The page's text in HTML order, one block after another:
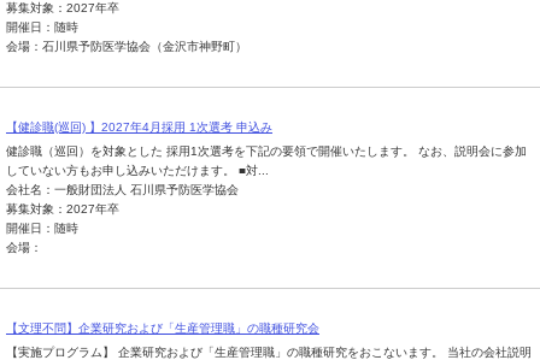
募集対象：2027年卒
開催日：随時
会場：石川県予防医学協会（金沢市神野町）
【健診職(巡回) 】2027年4月採用 1次選考 申込み
健診職（巡回）を対象とした 採用1次選考を下記の要領で開催いたします。 なお、説明会に参加
していない方もお申し込みいただけます。 ■対...
会社名：一般財団法人 石川県予防医学協会
募集対象：2027年卒
開催日：随時
会場：
【文理不問】企業研究および「生産管理職」の職種研究会
【実施プログラム】 企業研究および「生産管理職」の職種研究をおこないます。 当社の会社説明